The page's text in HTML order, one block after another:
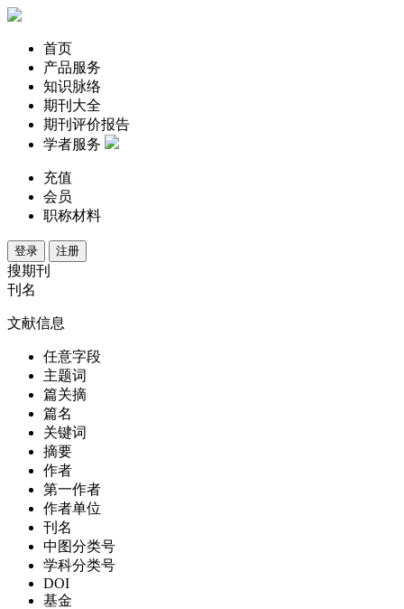
首页
产品服务
知识脉络
期刊大全
期刊评价报告
学者服务
充值
会员
职称材料
登录 注册
搜期刊
刊名
文献信息
任意字段
主题词
篇关摘
篇名
关键词
摘要
作者
第一作者
作者单位
刊名
中图分类号
学科分类号
DOI
基金